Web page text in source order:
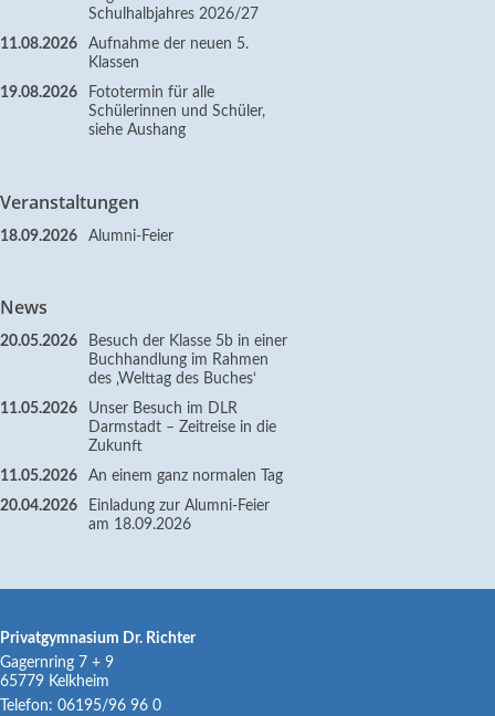
Schulhalbjahres 2026/27
11.08.2026
Aufnahme der neuen 5.
Klassen
19.08.2026
Fototermin für alle
Schülerinnen und Schüler,
siehe Aushang
Veranstaltungen
18.09.2026 Alumni-Feier
News
20.05.2026
Besuch der Klasse 5b in einer
Buchhandlung im Rahmen
des ‚Welttag des Buches‘
11.05.2026
Unser Besuch im DLR
Darmstadt – Zeitreise in die
Zukunft
11.05.2026
An einem ganz normalen Tag
20.04.2026
Einladung zur Alumni-Feier
am 18.09.2026
Privatgymnasium Dr. Richter
Gagernring 7 + 9
65779 Kelkheim
Telefon: 06195/96 96 0